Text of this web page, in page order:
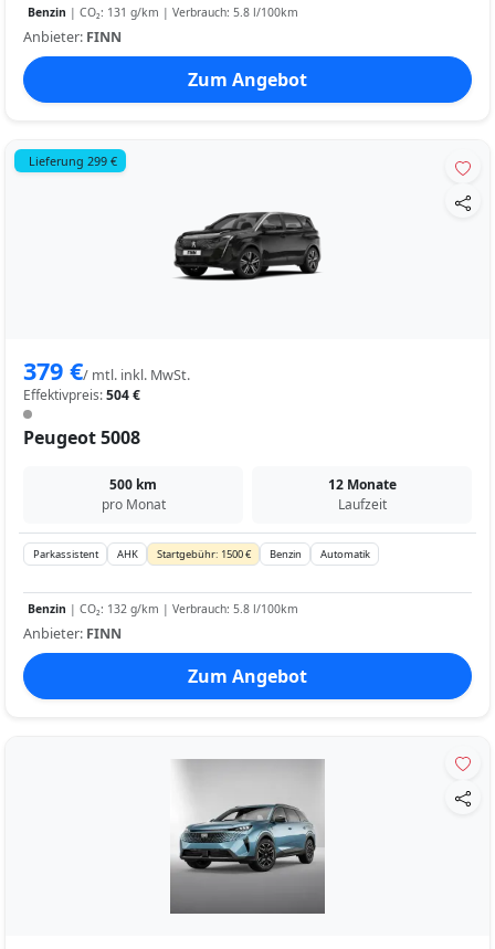
Benzin | CO₂: 131 g/km | Verbrauch: 5.8 l/100km
Anbieter: FINN
Zum Angebot
Lieferung 299 €
379 €/ mtl. inkl. MwSt.
Effektivpreis:504 €
Peugeot 5008
500 km
pro Monat
12 Monate
Laufzeit
Parkassistent AHK Startgebühr: 1500 € Benzin Automatik
Benzin | CO₂: 132 g/km | Verbrauch: 5.8 l/100km
Anbieter: FINN
Zum Angebot